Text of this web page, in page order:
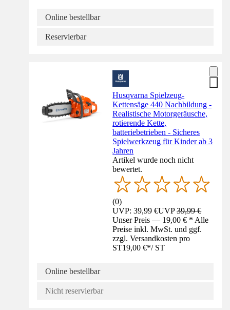
Online bestellbar
Reservierbar
Husqvarna Spielzeug-
Kettensäge 440 Nachbildung -
Realistische Motorgeräusche,
rotierende Kette,
batteriebetrieben - Sicheres
Spielwerkzeug für Kinder ab 3
Jahren
Artikel wurde noch nicht
bewertet.
(0)
UVP: 39,99 €UVP39,99 €
Unser Preis — 19,00 € * Alle
Preise inkl. MwSt. und ggf.
zzgl. Versandkosten pro
ST19,00 €*/ ST
Online bestellbar
Nicht reservierbar